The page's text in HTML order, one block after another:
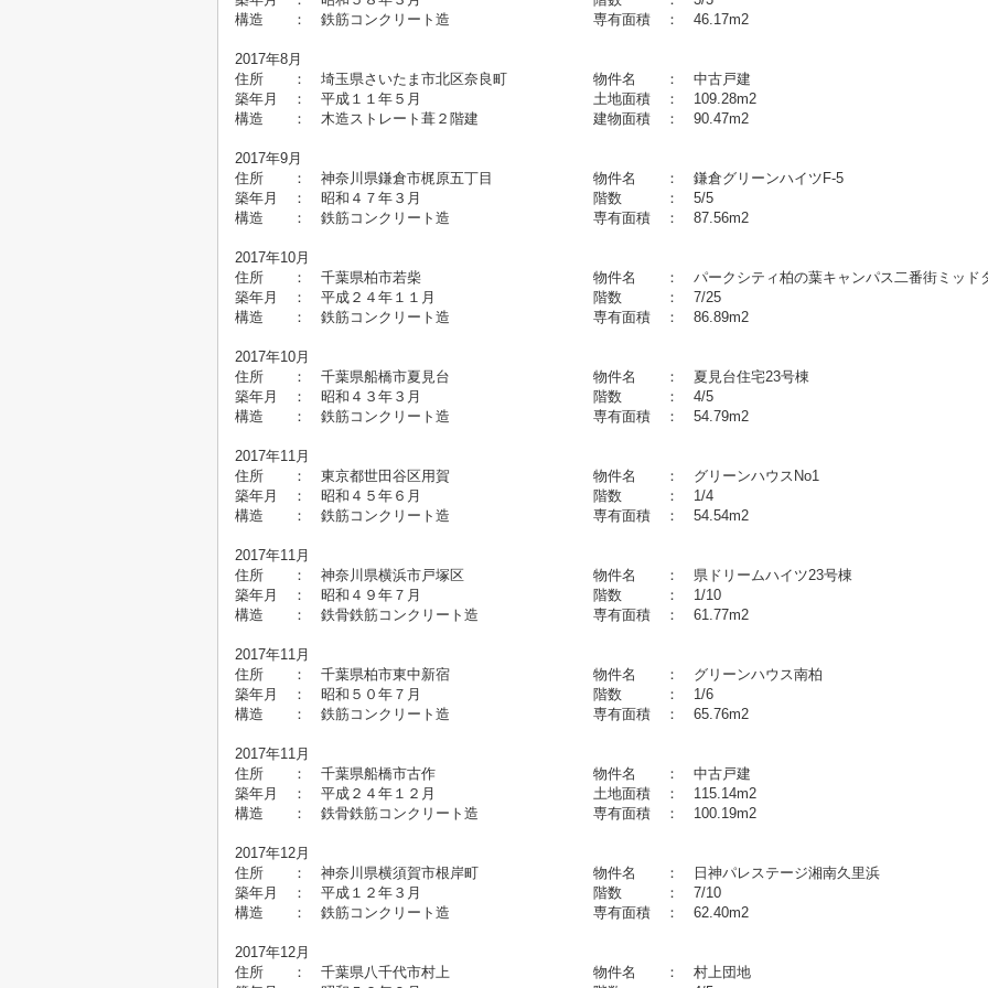
構造 ： 鉄筋コンクリート造 専有面積 ： 46.17m2
2017年8月
住所 ： 埼玉県さいたま市北区奈良町 物件名 ： 中古戸建
築年月 ： 平成１１年５月 土地面積 ： 109.28m2
構造 ： 木造ストレート葺２階建 建物面積 ： 90.47m2
2017年9月
住所 ： 神奈川県鎌倉市梶原五丁目 物件名 ： 鎌倉グリーンハイツF-5
築年月 ： 昭和４７年３月 階数 ： 5/5
構造 ： 鉄筋コンクリート造 専有面積 ： 87.56m2
2017年10月
住所 ： 千葉県柏市若柴 物件名 ： パークシティ柏の葉キャンパス二番街ミッドタ
築年月 ： 平成２４年１１月 階数 ： 7/25
構造 ： 鉄筋コンクリート造 専有面積 ： 86.89m2
2017年10月
住所 ： 千葉県船橋市夏見台 物件名 ： 夏見台住宅23号棟
築年月 ： 昭和４３年３月 階数 ： 4/5
構造 ： 鉄筋コンクリート造 専有面積 ： 54.79m2
2017年11月
住所 ： 東京都世田谷区用賀 物件名 ： グリーンハウスNo1
築年月 ： 昭和４５年６月 階数 ： 1/4
構造 ： 鉄筋コンクリート造 専有面積 ： 54.54m2
2017年11月
住所 ： 神奈川県横浜市戸塚区 物件名 ： 県ドリームハイツ23号棟
築年月 ： 昭和４９年７月 階数 ： 1/10
構造 ： 鉄骨鉄筋コンクリート造 専有面積 ： 61.77m2
2017年11月
住所 ： 千葉県柏市東中新宿 物件名 ： グリーンハウス南柏
築年月 ： 昭和５０年７月 階数 ： 1/6
構造 ： 鉄筋コンクリート造 専有面積 ： 65.76m2
2017年11月
住所 ： 千葉県船橋市古作 物件名 ： 中古戸建
築年月 ： 平成２４年１２月 土地面積 ： 115.14m2
構造 ： 鉄骨鉄筋コンクリート造 専有面積 ： 100.19m2
2017年12月
住所 ： 神奈川県横須賀市根岸町 物件名 ： 日神パレステージ湘南久里浜
築年月 ： 平成１２年３月 階数 ： 7/10
構造 ： 鉄筋コンクリート造 専有面積 ： 62.40m2
2017年12月
住所 ： 千葉県八千代市村上 物件名 ： 村上団地